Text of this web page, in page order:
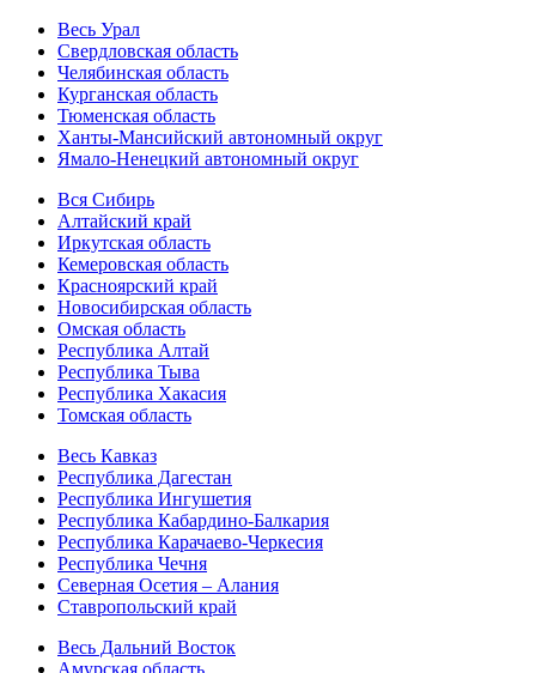
Весь Урал
Свердловская область
Челябинская область
Курганская область
Тюменская область
Ханты-Мансийский автономный округ
Ямало-Ненецкий автономный округ
Вся Сибирь
Алтайский край
Иркутская область
Кемеровская область
Красноярский край
Новосибирская область
Омская область
Республика Алтай
Республика Тыва
Республика Хакасия
Томская область
Весь Кавказ
Республика Дагестан
Республика Ингушетия
Республика Кабардино-Балкария
Республика Карачаево-Черкесия
Республика Чечня
Северная Осетия – Алания
Ставропольский край
Весь Дальний Восток
Амурская область